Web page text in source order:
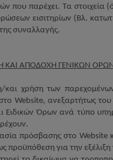
που παρέχει. Τα στοιχεία
εισιτηρίων (Βλ.
συναλλαγής.
ΚΑΙ ΑΠΟΔΟΧΗ ΓΕΝΙΚΩΝ
χρήση των
Website, ανεξαρτήτως
Ειδικών Όρων ανά τύπο
πρόσβασης στο Website
προϋπόθεση για την